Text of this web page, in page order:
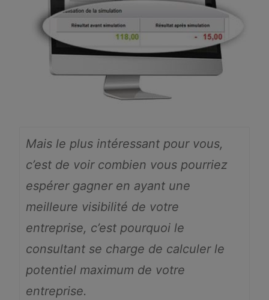
Mais le plus intéressant pour vous,
c’est de voir combien vous pourriez
espérer gagner en ayant une
meilleure visibilité de votre
entreprise, c’est pourquoi le
consultant se charge de calculer le
potentiel maximum de votre
entreprise.